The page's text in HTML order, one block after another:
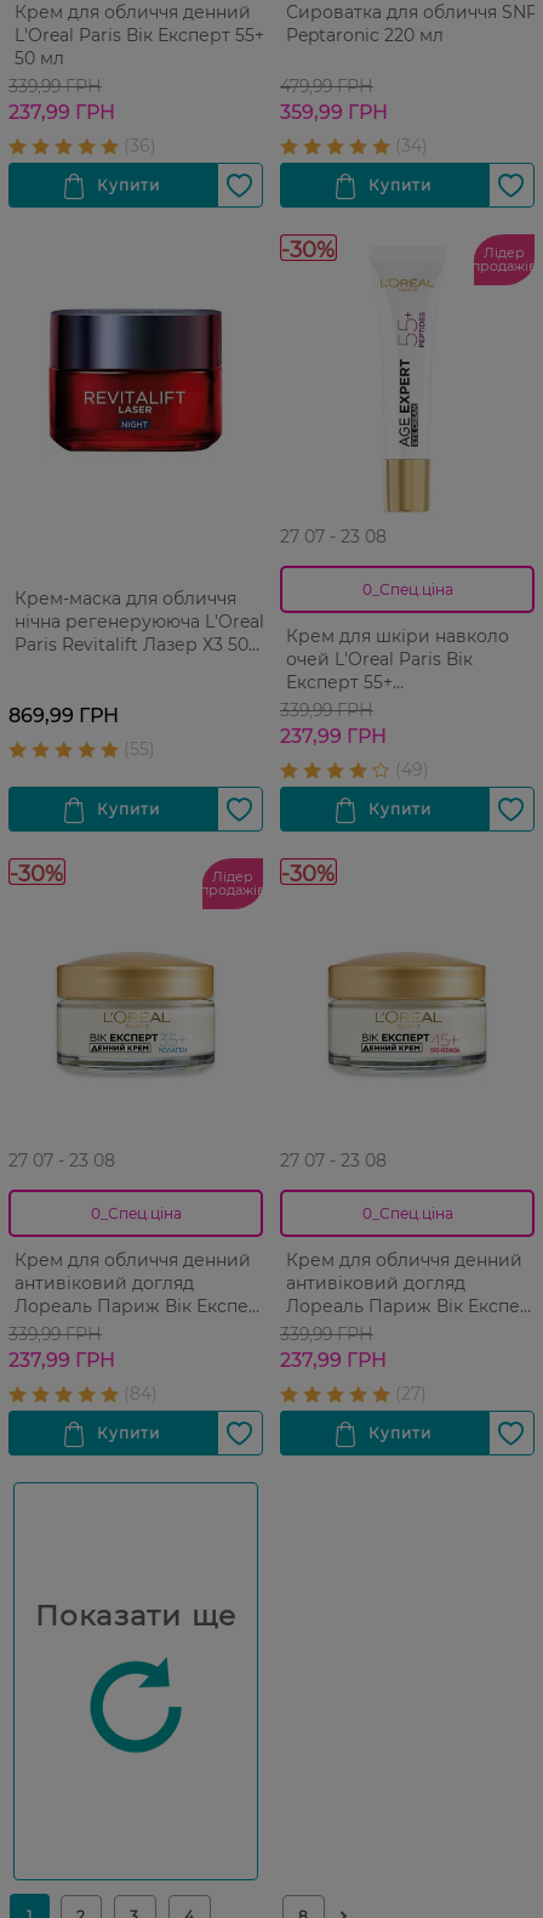
Крем для обличчя денний
L'Оreal Paris Вік Експерт 55+
50 мл
339,99 ГРН
237,99 ГРН
Сироватка для обличчя SNP
Peptaronic 220 мл
479,99 ГРН
359,99 ГРН
Крем-маска для обличчя
нічна регенеруююча L'Oreal
Paris Revitalift Лазер Х3 50
869,99 ГРН
-30% Лідер
продажів
27 07 - 23 08
0_Спец.ціна
Крем для шкіри навколо
очей L'Оreal Paris Вік
Експерт 55+
відновлювальний 15 мл
339,99 ГРН
237,99 ГРН
-30% Лідер
продажів
27 07 - 23 08
0_Спец.ціна
Крем для обличчя денний
антивіковий догляд
Лореаль Париж Вік Експерт
35+ 50 мл
339,99 ГРН
237,99 ГРН
-30%
27 07 - 23 08
0_Спец.ціна
Крем для обличчя денний
антивіковий догляд
Лореаль Париж Вік Експерт
45+ 50 мл
339,99 ГРН
237,99 ГРН
Показати ще